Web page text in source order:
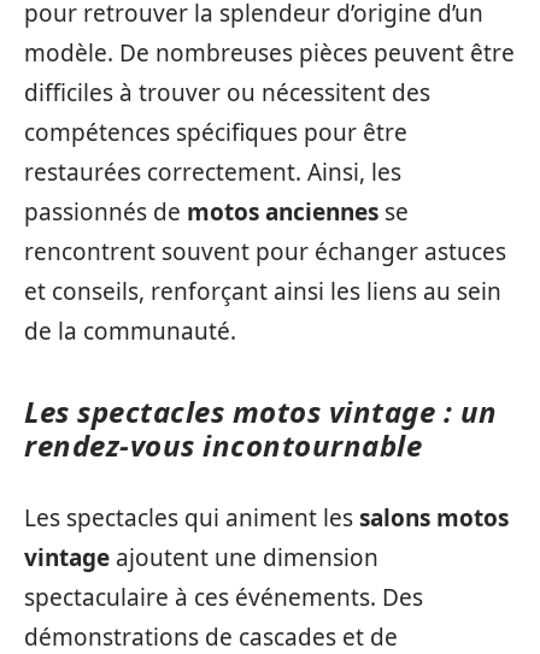
pour retrouver la splendeur d’origine d’un
modèle. De nombreuses pièces peuvent être
difficiles à trouver ou nécessitent des
compétences spécifiques pour être
restaurées correctement. Ainsi, les
passionnés de motos anciennes se
rencontrent souvent pour échanger astuces
et conseils, renforçant ainsi les liens au sein
de la communauté.
Les spectacles motos vintage : un
rendez-vous incontournable
Les spectacles qui animent lessalons motos
vintage ajoutent une dimension
spectaculaire à ces événements. Des
démonstrations de cascades et de